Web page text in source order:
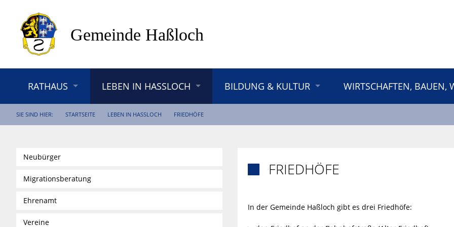
RATHAUS LEBEN IN HASSLOCH BILDUNG & KULTUR WIRTSCHAFTEN,
SIE SIND HIER: STARTSEITE LEBEN IN HASSLOCH FRIEDHÖFE
FRIEDHÖFE
In der Gemeinde Haßloch gibt es drei Friedhöfe:
Neubürger
Migrationsberatung
Ehrenamt
Vereine